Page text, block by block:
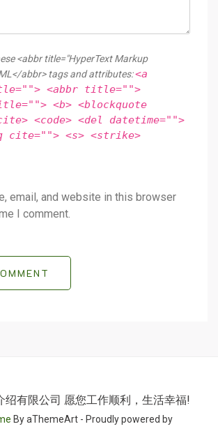
<abbr title="HyperText Markup
abbr> tags and attributes:<a
<abbr title="">
<b> <blockquote
<code> <del datetime="">
cite=""> <s> <strike>
email, and website in this browser
I comment.
绍有限公司 愿您工作顺利，生活幸福!
By aThemeArt - Proudly powered by